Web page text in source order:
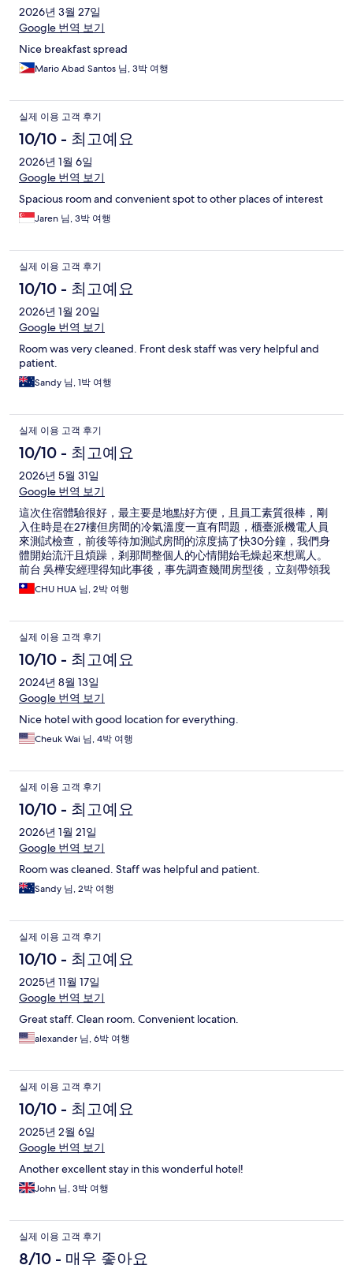
후
기
2026년 3월 27일
Google 번역 보기
Nice breakfast spread
Mario Abad Santos 님, 3박 여행
실제 이용 고객 후기
10/10 - 최고예요
2026년 1월 6일
Google 번역 보기
Spacious room and convenient spot to other places of interest
Jaren 님, 3박 여행
실제 이용 고객 후기
10/10 - 최고예요
2026년 1월 20일
Google 번역 보기
Room was very cleaned. Front desk staff was very helpful and
patient.
Sandy 님, 1박 여행
실제 이용 고객 후기
10/10 - 최고예요
2026년 5월 31일
Google 번역 보기
這次住宿體驗很好，最主要是地點好方便，且員工素質很棒，剛
入住時是在27樓但房間的冷氣溫度一直有問題，櫃臺派機電人員
來測試檢查，前後等待加測試房間的涼度搞了快30分鐘，我們身
體開始流汗且煩躁，剎那間整個人的心情開始毛燥起來想罵人。
前台 吳樺安經理得知此事後，事先調查幾間房型後，立刻帶領我
們去體驗其他的房間，他很快的安撫我們煩躁的心情，並快速協
調我們換房到25樓，立即改善所有的問題，這值得嘉許 想不到溫
很熱情且有禮貌的協助我提出所有的問題，讓我有賓至如歸的感
覺，他們的危機處理能力不錯，這讓我印象深刻，下次一定還會
在入住。 有一項要特別提出的是，前台的大廳和電梯口的冷氣空
調都不夠涼，溫度約在25～26度，在前台辦理入住或等電梯的時
候會感到悶熱和流汗，這讓我非常失望，我想專注於提供高品質
住宿體驗，與優質服務的溫德姆酒店怎麼會變成這樣，這是酒店
境周圍也需要定期消毒，其餘體驗都很棒。
CHU HUA 님, 2박 여행
실제 이용 고객 후기
10/10 - 최고예요
2024년 8월 13일
Google 번역 보기
Nice hotel with good location for everything.
Cheuk Wai 님, 4박 여행
실제 이용 고객 후기
10/10 - 최고예요
2026년 1월 21일
Google 번역 보기
Room was cleaned. Staff was helpful and patient.
Sandy 님, 2박 여행
실제 이용 고객 후기
10/10 - 최고예요
2025년 11월 17일
Google 번역 보기
Great staff. Clean room. Convenient location.
alexander 님, 6박 여행
실제 이용 고객 후기
10/10 - 최고예요
2025년 2월 6일
Google 번역 보기
Another excellent stay in this wonderful hotel!
John 님, 3박 여행
실제 이용 고객 후기
8/10 - 매우 좋아요